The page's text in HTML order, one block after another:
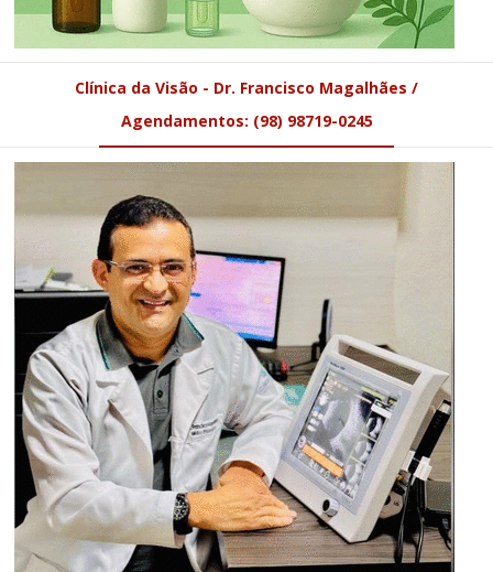
Clínica da Visão - Dr. Francisco Magalhães /
Agendamentos: (98) 98719-0245